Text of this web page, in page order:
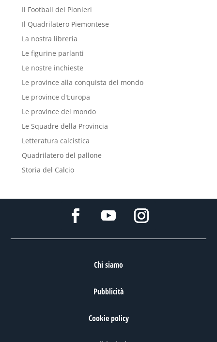
Il Football dei Pionieri
Il Quadrilatero Piemontese
La nostra libreria
Le figurine parlanti
Le nostre inchieste
Le province alla conquista del mondo
Le province d'Europa
Le province del mondo
Le Squadre della Provincia
Letteratura calcistica
Quadrilatero del pallone
Storia del Calcio
Chi siamo
Pubblicità
Cookie policy